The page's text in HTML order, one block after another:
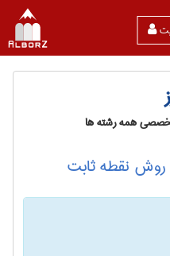
همه رشته ها
روش نقطه ثابت